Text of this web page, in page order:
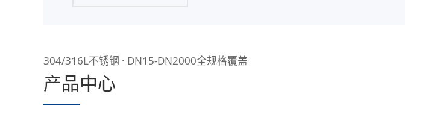
304/316L不锈钢 · DN15-DN2000全规格覆盖
产品中心